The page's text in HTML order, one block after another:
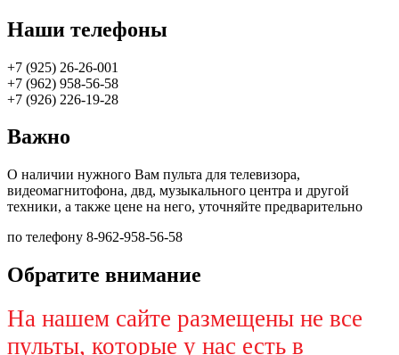
Наши телефоны
+7 (925) 26-26-001
+7 (962) 958-56-58
+7 (926) 226-19-28
Важно
О наличии нужного Вам пульта для телевизора,
видеомагнитофона, двд, музыкального центра и другой
техники, а также цене на него, уточняйте предварительно
по телефону 8-962-958-56-58
Обратите внимание
На нашем сайте размещены не все
пульты, которые у нас есть в